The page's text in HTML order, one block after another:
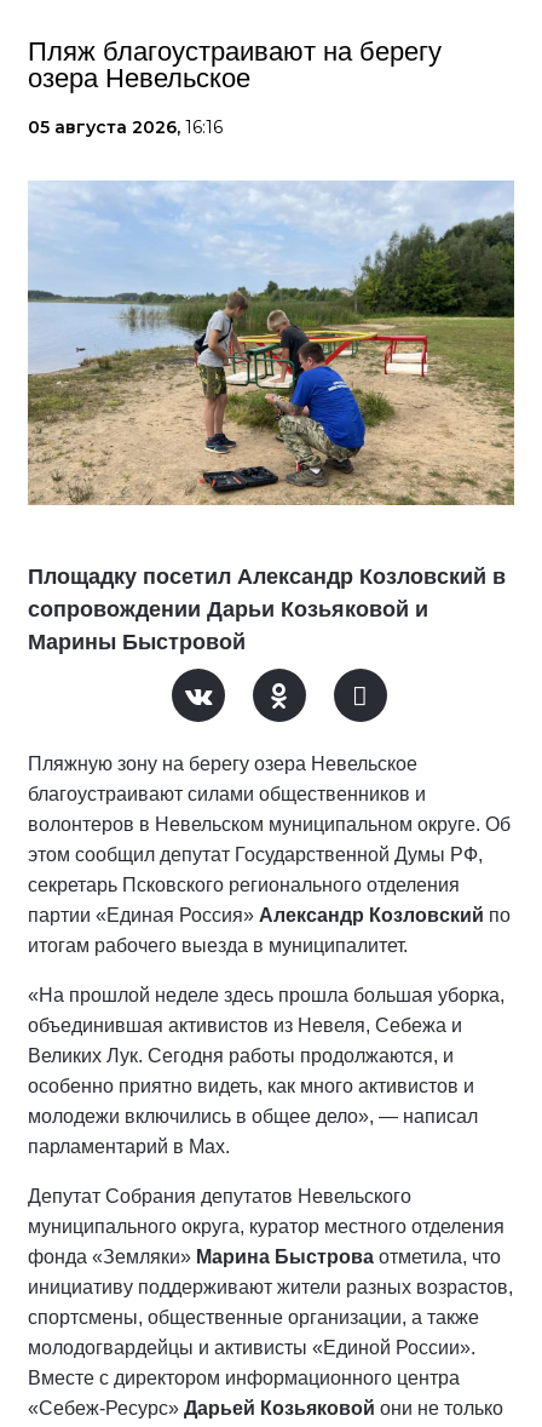
Пляж благоустраивают на берегу
озера Невельское
05 августа 2026, 16:16
Площадку посетил Александр Козловский в
сопровождении Дарьи Козьяковой и
Марины Быстровой
Пляжную зону на берегу озера Невельское
благоустраивают силами общественников и
волонтеров в Невельском муниципальном округе. Об
этом сообщил депутат Государственной Думы РФ,
секретарь Псковского регионального отделения
партии «Единая Россия» Александр Козловский по
итогам рабочего выезда в муниципалитет.
«На прошлой неделе здесь прошла большая уборка,
объединившая активистов из Невеля, Себежа и
Великих Лук. Сегодня работы продолжаются, и
особенно приятно видеть, как много активистов и
молодежи включились в общее дело», — написал
парламентарий в Мах.
Депутат Собрания депутатов Невельского
муниципального округа, куратор местного отделения
фонда «Земляки» Марина Быстрова отметила, что
инициативу поддерживают жители разных возрастов,
спортсмены, общественные организации, а также
молодогвардейцы и активисты «Единой России».
Вместе с директором информационного центра
«Себеж-Ресурс» Дарьей Козьяковой они не только